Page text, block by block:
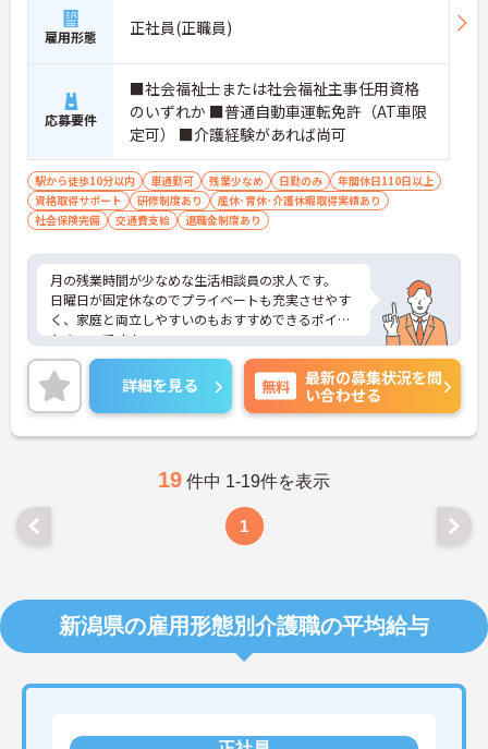
雇用形態 正社員(正職員)
応募要件
■社会福祉士または社会福祉主事任用資格
のいずれか ■普通自動車運転免許（AT車限
定可） ■介護経験があれば尚可
駅から徒歩10分以内 車通勤可 残業少なめ 日勤のみ
年間休日110日以上
資格取得サポート
研修制度あり
産休･育休･介護休暇取得実績あり
社会保険完備
交通費支給 退職金制度あり
月の残業時間が少なめな生活相談員の求人です。
日曜日が固定休なのでプライベートも充実させやす
く、家庭と両立しやすいのもおすすめできるポイン
トの一つです！
ご興味ある方には、面接対策ポイントなど、さらに
詳細をお話しいたしますのでお気軽にご相談くださ
い！
詳細を見る 無料
最新の募集状況を問
い合わせる
19 件中 1-19件を表示
1
新潟県の雇用形態別介護職の平均給与